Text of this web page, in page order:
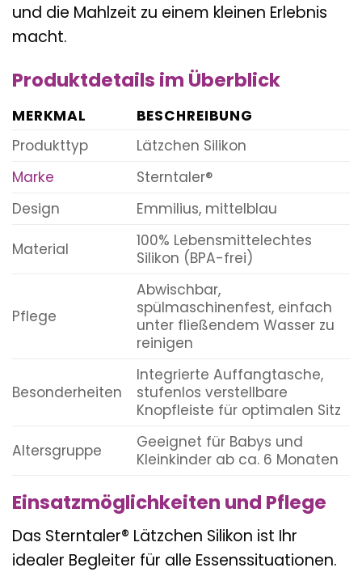
und die Mahlzeit zu einem kleinen Erlebnis
macht.
Produktdetails im Überblick
MERKMAL
BESCHREIBUNG
Produkttyp
Lätzchen Silikon
Marke
Sterntaler®
Design
Emmilius, mittelblau
Material
100% Lebensmittelechtes
Silikon (BPA-frei)
Pflege
Abwischbar,
spülmaschinenfest, einfach
unter fließendem Wasser zu
reinigen
Besonderheiten
Integrierte Auffangtasche,
stufenlos verstellbare
Knopfleiste für optimalen Sitz
Altersgruppe
Geeignet für Babys und
Kleinkinder ab ca. 6 Monaten
Einsatzmöglichkeiten und Pflege
Das Sterntaler® Lätzchen Silikon ist Ihr
idealer Begleiter für alle Essenssituationen.